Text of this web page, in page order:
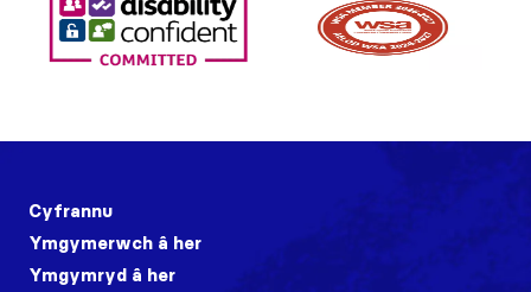
Cyfrannu
Ymgymerwch â her
Ymgymryd â her